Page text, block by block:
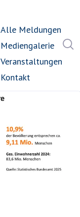
Alle Meldungen
Mediengalerie
Veranstaltungen
Kontakt